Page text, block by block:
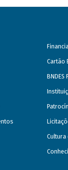
Cartão
BNDES